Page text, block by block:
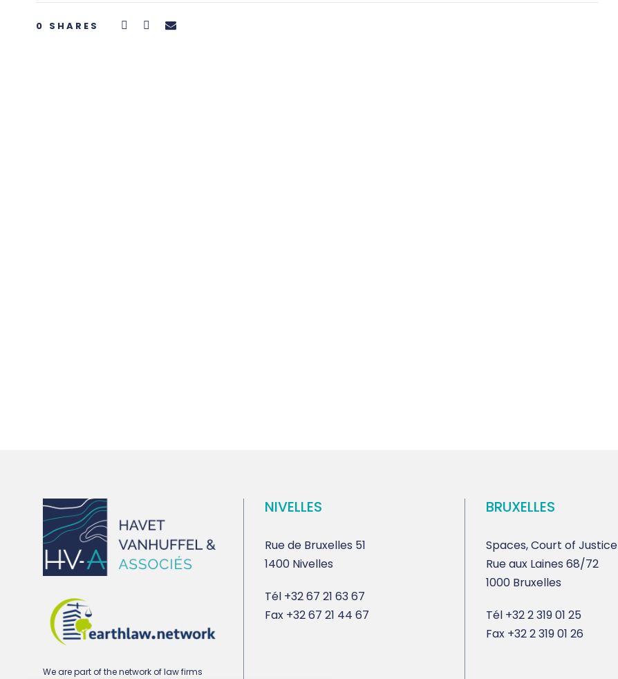
0 SHARES
We are part of the network of law firms
NIVELLES
Rue de Bruxelles 51
1400 Nivelles
Tél +32 67 21 63 67
Fax +32 67 21 44 67
BRUXELLES
Spaces, Court of Justice
Rue aux Laines 68/72
1000 Bruxelles
Tél +32 2 319 01 25
Fax +32 2 319 01 26